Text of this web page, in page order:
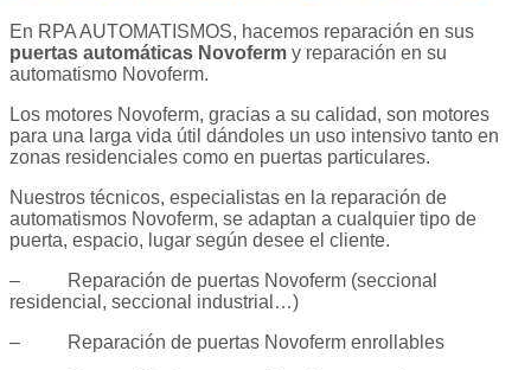
En RPA AUTOMATISMOS, hacemos reparación en sus
puertas automáticas Novoferm y reparación en su
automatismo Novoferm.
Los motores Novoferm, gracias a su calidad, son motores
para una larga vida útil dándoles un uso intensivo tanto en
zonas residenciales como en puertas particulares.
Nuestros técnicos, especialistas en la reparación de
automatismos Novoferm, se adaptan a cualquier tipo de
puerta, espacio, lugar según desee el cliente.
– Reparación de puertas Novoferm (seccional
residencial, seccional industrial…)
– Reparación de puertas Novoferm enrollables